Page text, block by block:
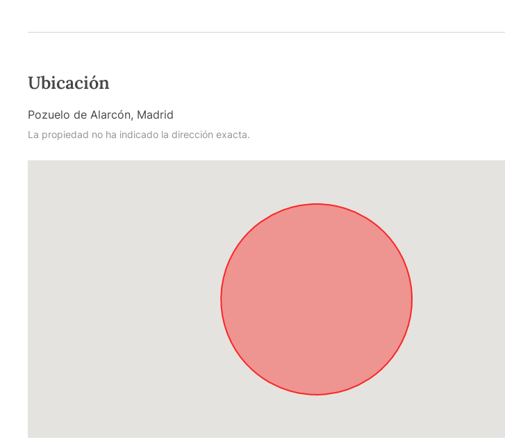
Ubicación
Pozuelo de Alarcón, Madrid
La propiedad no ha indicado la dirección exacta.